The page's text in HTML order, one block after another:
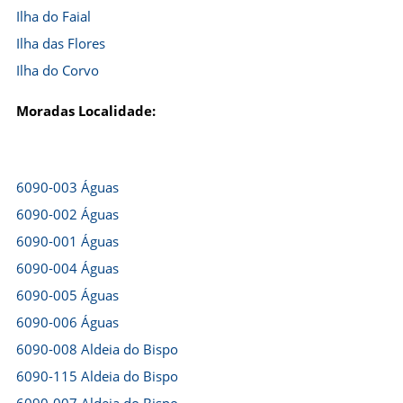
Ilha do Faial
Ilha das Flores
Ilha do Corvo
Moradas Localidade:
6090-003 Águas
6090-002 Águas
6090-001 Águas
6090-004 Águas
6090-005 Águas
6090-006 Águas
6090-008 Aldeia do Bispo
6090-115 Aldeia do Bispo